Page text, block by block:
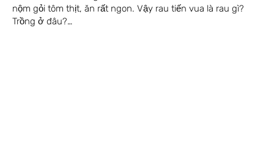
nộm gỏi tôm thịt, ăn rất ngon. Vậy rau tiến vua là rau gì?
Trồng ở đâu?…